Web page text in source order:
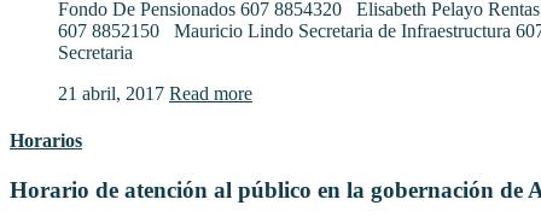
Fondo De Pensionados 607 8854320 Elisabeth Pelayo
607 8852150 Mauricio Lindo Secretaria de Infraestructura
Secretaria
21 abril, 2017 Read more
Horarios
Horario de atención al público en la gobernación de